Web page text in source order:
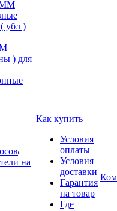
убл )
) для
на
Как купить
Условия
оплаты
Условия
доставки
Гарантия
на товар
Где